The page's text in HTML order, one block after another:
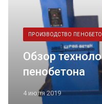
ПРОИЗВОДСТВО
Обзор
пенобетона
4 июля 2019